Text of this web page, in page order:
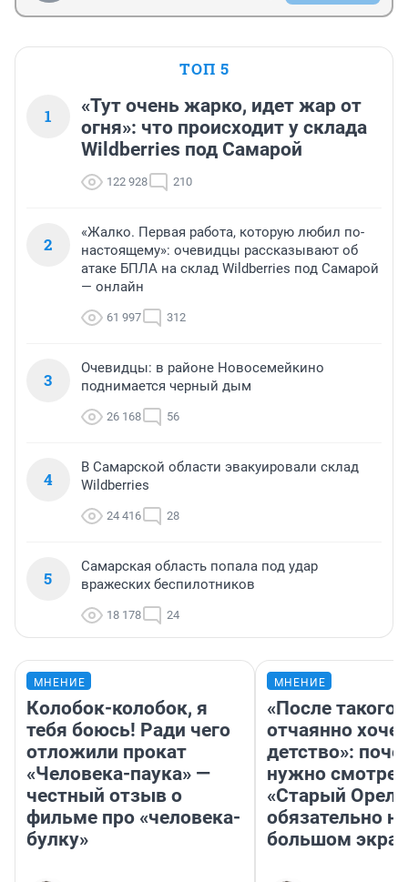
ТОП 5
1
«Тут очень жарко, идет жар от
огня»: что происходит у склада
Wildberries под Самарой
122 928 210
2
«Жалко. Первая работа, которую любил по-
настоящему»: очевидцы рассказывают об
атаке БПЛА на склад Wildberries под Самарой
— онлайн
61 997 312
3
Очевидцы: в районе Новосемейкино
поднимается черный дым
26 168 56
4
В Самарской области эвакуировали склад
Wildberries
24 416 28
5
Самарская область попала под удар
вражеских беспилотников
18 178 24
МНЕНИЕ
Колобок-колобок, я
тебя боюсь! Ради чего
отложили прокат
«Человека-паука» —
честный отзыв о
фильме про «человека-
булку»
МНЕНИЕ
«После такого
отчаянно
детство»:
нужно
«Старый
обязательно на
большом